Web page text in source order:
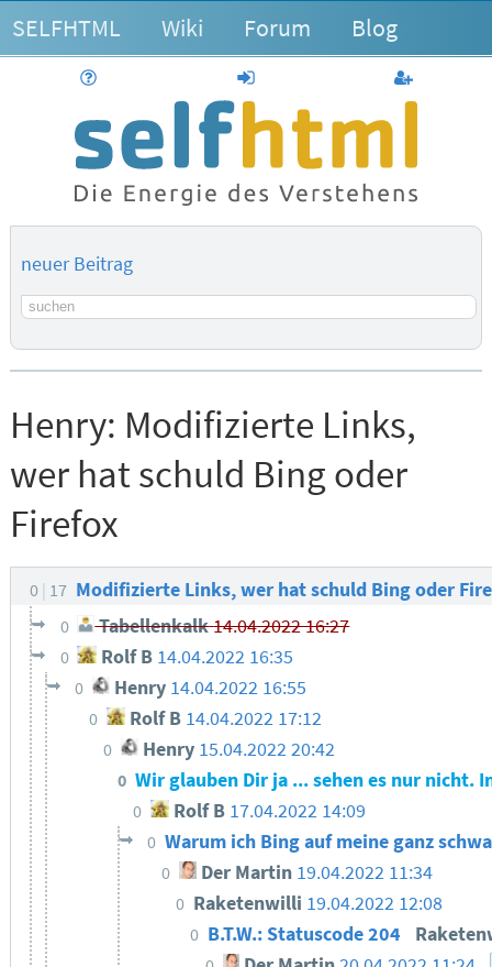
SELFHTML Wiki Forum Blog
anmelden
neuer Beitrag
Suchbegriff
Henry: Modifizierte Links,
wer hat schuld Bing oder
Firefox
0 17 Modifizierte Links, wer hat schuld Bing oder
0 Tabellenkalk14.04.2022 16:27
0 Rolf B 14.04.2022 16:35
0 Henry 14.04.2022 16:55
0 Rolf B 14.04.2022 17:12
0 Henry 15.04.2022 20:42
0 Wir glauben Dir ja ... sehen es nur nicht.
0 Rolf B 17.04.2022 14:09
0 Warum ich Bing auf meine ganz
0 Der Martin 19.04.2022 11:34
0 Raketenwilli 19.04.2022 12:08
0 B.T.W.: Statuscode 204